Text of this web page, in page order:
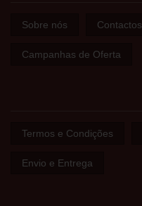
Sobre nós Contactos
Campanhas de Oferta
Termos e Condições
Envio e Entrega